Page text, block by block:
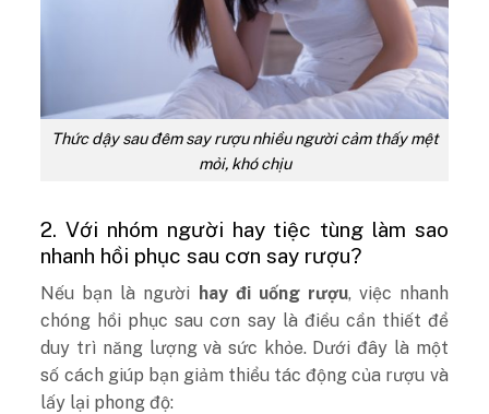
Thức dậy sau đêm say rượu nhiều người cảm thấy mệt
mỏi, khó chịu
2. Với nhóm người hay tiệc tùng làm sao
nhanh hồi phục sau cơn say rượu?
Nếu bạn là người hay đi uống rượu, việc nhanh
chóng hồi phục sau cơn say là điều cần thiết để
duy trì năng lượng và sức khỏe. Dưới đây là một
số cách giúp bạn giảm thiểu tác động của rượu và
lấy lại phong độ: